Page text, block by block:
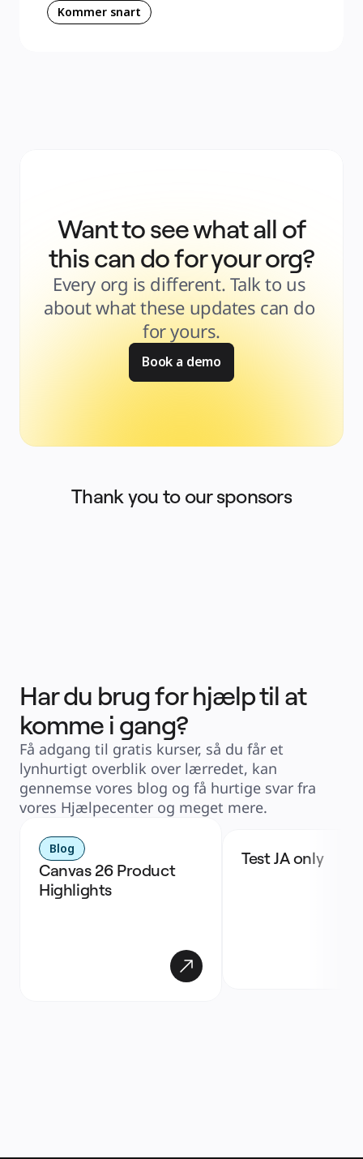
Kommer snart
Want to see what all of
this can do for your org?
Every org is different. Talk to us
about what these updates can do
for yours.
Book a demo
Thank you to our sponsors
Har du brug for hjælp til at
komme i gang?
Få adgang til gratis kurser, så du får et
lynhurtigt overblik over lærredet, kan
gennemse vores blog og få hurtige svar fra
vores Hjælpecenter og meget mere.
Blog
Canvas 26 Product
Test JA only